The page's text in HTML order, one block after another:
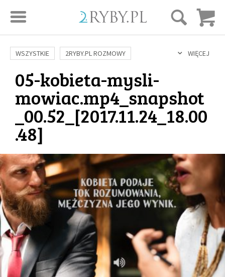
STRONA GŁÓWNA
SERIE FILMÓW
AUTORZY
SKLEP
KSIĄŻKI
AUDIOBOOKI
GALERIA
WIĘCEJ
WSZYSTKIE 2RYBY.PL ROZMOWY
SAME DOBRE WIADOMOŚCI
SZTUKA ŻYCIA DUCHOWOŚĆ
BUDOWANIE WIĘZI RODZINA NAUKA BIBLIA
KOBIETA
05-kobieta-mysli-
mowiac.mp4_snapshot
_00.52_[2017.11.24_18.00
.48]